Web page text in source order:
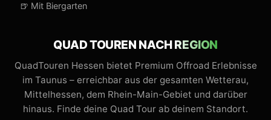
🍺 Mit Biergarten
QUAD TOUREN NACHREGION
QuadTouren Hessen bietet Premium Offroad Erlebnisse
im Taunus – erreichbar aus der gesamten Wetterau,
Mittelhessen, dem Rhein-Main-Gebiet und darüber
hinaus. Finde deine Quad Tour ab deinem Standort.